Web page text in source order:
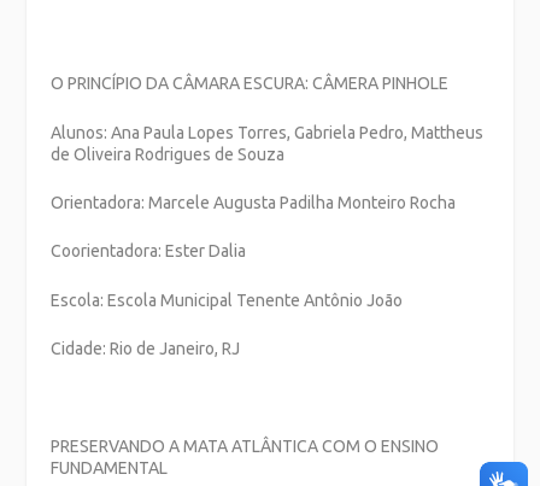
O PRINCÍPIO DA CÂMARA ESCURA: CÂMERA PINHOLE
Alunos: Ana Paula Lopes Torres, Gabriela Pedro, Mattheus
de Oliveira Rodrigues de Souza
Orientadora: Marcele Augusta Padilha Monteiro Rocha
Coorientadora: Ester Dalia
Escola: Escola Municipal Tenente Antônio João
Cidade: Rio de Janeiro, RJ
PRESERVANDO A MATA ATLÂNTICA COM O ENSINO
FUNDAMENTAL